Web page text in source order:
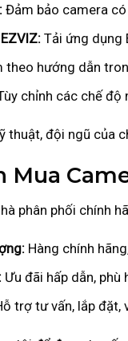
Đảm bảo camera có
Tải ứng dụng
theo hướng dẫn
chỉnh các chế độ
thuật, đội ngũ của
Mua
phân phối chính
Hàng chính
Ưu đãi hấp dẫn, phù
trợ tư vấn, lắp đặt,